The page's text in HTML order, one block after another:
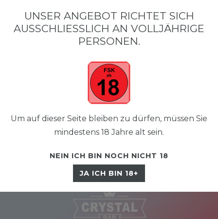
UNSER ANGEBOT RICHTET SICH
AUSSCHLIESSLICH AN VOLLJÄHRIGE P
ERSONEN.
Um auf dieser Seite bleiben zu dürfen, müssen Sie
mindestens 18 Jahre alt sein.
NEIN ICH BIN NOCH NICHT 18
JA ICH BIN 18+